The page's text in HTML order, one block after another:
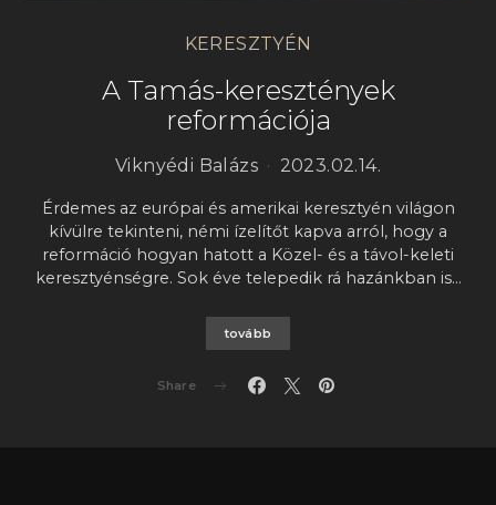
KERESZTYÉN
A Tamás-keresztények
reformációja
Viknyédi Balázs 2023.02.14.
Érdemes az európai és amerikai keresztyén világon
kívülre tekinteni, némi ízelítőt kapva arról, hogy a
reformáció hogyan hatott a Közel- és a távol-keleti
keresztyénségre. Sok éve telepedik rá hazánkban is…
tovább
Share